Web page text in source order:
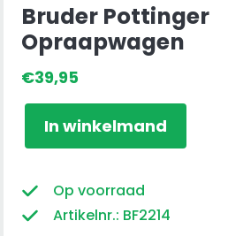
Bruder Pottinger
Opraapwagen
€39,95
Pottinger
aantal
In winkelmand
Op voorraad
Artikelnr.: BF2214